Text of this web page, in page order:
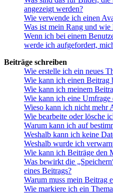
angezeigt werden?
Wie verwende ich einen
Was ist mein Rang und
Wenn ich bei einem
werde ich aufgefordert,
Beiträge schreiben
Wie erstelle ich ein neues
Wie kann ich einen Beitrag
Wie kann ich meinem
Wie kann ich eine Umfrage
Wieso kann ich nicht mehr
Wie bearbeite oder lösche
Warum kann ich auf
Weshalb kann ich keine
Weshalb wurde ich
Wie kann ich Beiträge den
Was bewirkt die
eines Beitrags?
Warum muss mein Beitrag
Wie markiere ich ein